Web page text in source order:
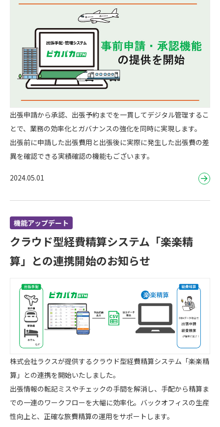
出張申請から承認、出張予約までを一貫してデジタル管理するこ
とで、業務の効率化とガバナンスの強化を同時に実現します。
出張前に申請した出張費用と出張後に実際に発生した出張費の差
異を確認できる実績確認の機能もございます。
2024.05.01
機能アップデート
クラウド型経費精算システム「楽楽精
算」との連携開始のお知らせ
株式会社ラクスが提供するクラウド型経費精算システム「楽楽精
算」との連携を開始いたしました。
出張情報の転記ミスやチェックの手間を解消し、手配から精算ま
での一連のワークフローを大幅に効率化。バックオフィスの生産
性向上と、正確な旅費精算の運用をサポートします。